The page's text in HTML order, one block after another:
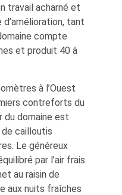
travail acharné et
tant
compte
et produit 40 à
à l’Ouest
contreforts du
du domaine est
cailloutis
Le généreux
par l’air frais
au raisin de
aux nuits fraîches